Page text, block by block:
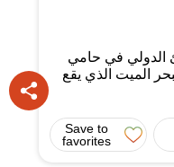
الدولي في حامي
الميت الذي يقع
Save to
favorites